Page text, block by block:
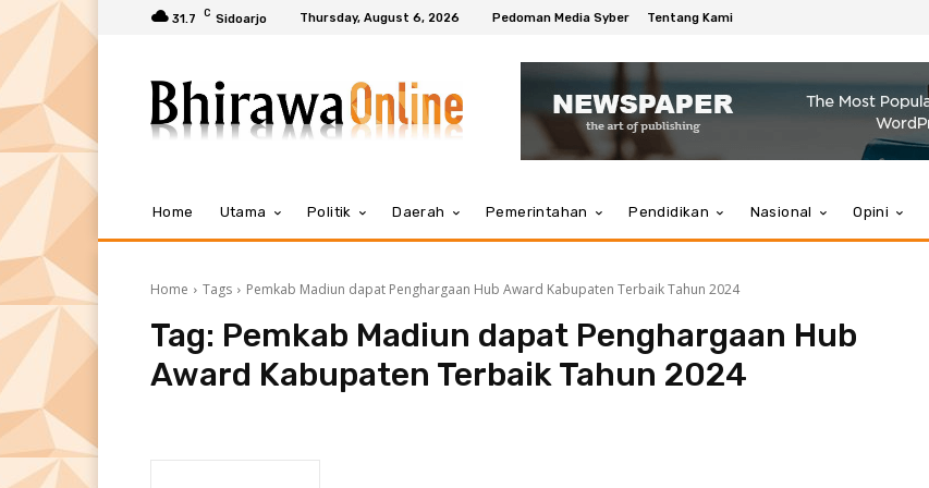
31.7 C Sidoarjo Thursday, August 6, 2026 Pedoman Media Syber Tentang Kami
Home Utama Politik Daerah Pemerintahan Pendidikan Nasional Opini
Home Tags Pemkab Madiun dapat Penghargaan Hub Award Kabupaten Terbaik Tahun 2024
Tag: Pemkab Madiun dapat Penghargaan Hub
Award Kabupaten Terbaik Tahun 2024